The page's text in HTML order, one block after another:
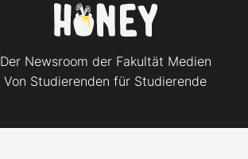
Der Newsroom der Fakultät Medien
Von Studierenden für Studierende